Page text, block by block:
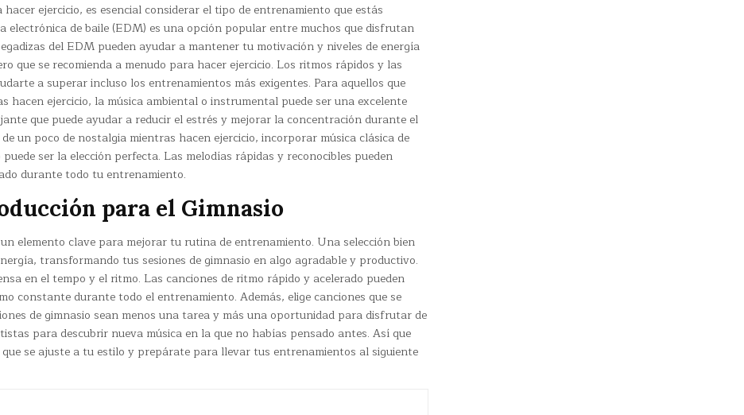
ejercicio, es esencial considerar el tipo de entrenamiento que estás
electrónica de baile (EDM) es una opción popular entre muchos que disfrutan
del EDM pueden ayudar a mantener tu motivación y niveles de energía
que se recomienda a menudo para hacer ejercicio. Los ritmos rápidos y las
a superar incluso los entrenamientos más exigentes. Para aquellos que
ejercicio, la música ambiental o instrumental puede ser una excelente
que puede ayudar a reducir el estrés y mejorar la concentración durante el
un poco de nostalgia mientras hacen ejercicio, incorporar música clásica de
ser la elección perfecta. Las melodías rápidas y reconocibles pueden
durante todo tu entrenamiento.
para el Gimnasio
elemento clave para mejorar tu rutina de entrenamiento. Una selección bien
transformando tus sesiones de gimnasio en algo agradable y productivo.
en el tempo y el ritmo. Las canciones de ritmo rápido y acelerado pueden
constante durante todo el entrenamiento. Además, elige canciones que se
de gimnasio sean menos una tarea y más una oportunidad para disfrutar de
para descubrir nueva música en la que no habías pensado antes. Así que
se ajuste a tu estilo y prepárate para llevar tus entrenamientos al siguiente